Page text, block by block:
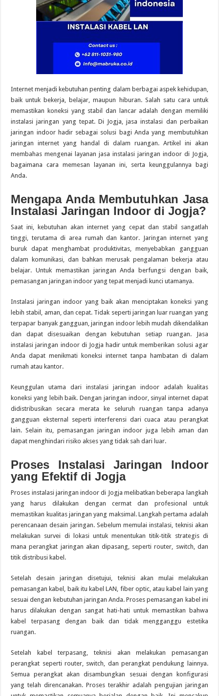
Internet menjadi kebutuhan penting dalam berbagai aspek kehidupan,
baik untuk bekerja, belajar, maupun hiburan. Salah satu cara untuk
memastikan koneksi yang stabil dan lancar adalah dengan memiliki
instalasi jaringan yang tepat. Di Jogja, jasa instalasi dan perbaikan
jaringan indoor hadir sebagai solusi bagi Anda yang membutuhkan
jaringan internet yang handal di dalam ruangan. Artikel ini akan
membahas mengenai layanan jasa instalasi jaringan indoor di Jogja,
bagaimana cara memesan layanan ini, serta keunggulannya bagi
Anda.
Mengapa Anda Membutuhkan Jasa
Instalasi Jaringan Indoor di Jogja?
Saat ini, kebutuhan akan internet yang cepat dan stabil sangatlah
tinggi, terutama di area rumah dan kantor. Jaringan internet yang
buruk dapat menghambat produktivitas, menyebabkan gangguan
dalam komunikasi, dan bahkan merusak pengalaman bekerja atau
belajar. Untuk memastikan jaringan Anda berfungsi dengan baik,
pemasangan jaringan indoor yang tepat menjadi kunci utamanya.
Instalasi jaringan indoor yang baik akan menciptakan koneksi yang
lebih stabil, aman, dan cepat. Tidak seperti jaringan luar ruangan yang
terpapar banyak gangguan, jaringan indoor lebih mudah dikendalikan
dan dapat disesuaikan dengan kebutuhan setiap ruangan. Jasa
instalasi jaringan indoor di Jogja hadir untuk memberikan solusi agar
Anda dapat menikmati koneksi internet tanpa hambatan di dalam
rumah atau kantor.
Keunggulan utama dari instalasi jaringan indoor adalah kualitas
koneksi yang lebih baik. Dengan jaringan indoor, sinyal internet dapat
didistribusikan secara merata ke seluruh ruangan tanpa adanya
gangguan eksternal seperti interferensi dari cuaca atau perangkat
lain. Selain itu, pemasangan jaringan indoor juga lebih aman dan
dapat menghindari risiko akses yang tidak sah dari luar.
Proses Instalasi Jaringan Indoor
yang Efektif di Jogja
Proses instalasi jaringan indoor di Jogja melibatkan beberapa langkah
yang harus dilakukan dengan cermat dan profesional untuk
memastikan kualitas jaringan yang maksimal. Langkah pertama adalah
perencanaan desain jaringan. Sebelum memulai instalasi, teknisi akan
melakukan survei di lokasi untuk menentukan titik-titik strategis di
mana perangkat jaringan akan dipasang, seperti router, switch, dan
titik distribusi kabel.
Setelah desain jaringan disetujui, teknisi akan mulai melakukan
pemasangan kabel, baik itu kabel LAN, fiber optic, atau kabel lain yang
sesuai dengan kebutuhan jaringan Anda. Proses pemasangan kabel ini
harus dilakukan dengan sangat hati-hati untuk memastikan bahwa
kabel terpasang dengan baik dan tidak mengganggu estetika
ruangan.
Setelah kabel terpasang, teknisi akan melakukan pemasangan
perangkat seperti router, switch, dan perangkat pendukung lainnya.
Semua perangkat akan disambungkan sesuai dengan konfigurasi
yang telah direncanakan. Proses terakhir adalah pengujian jaringan